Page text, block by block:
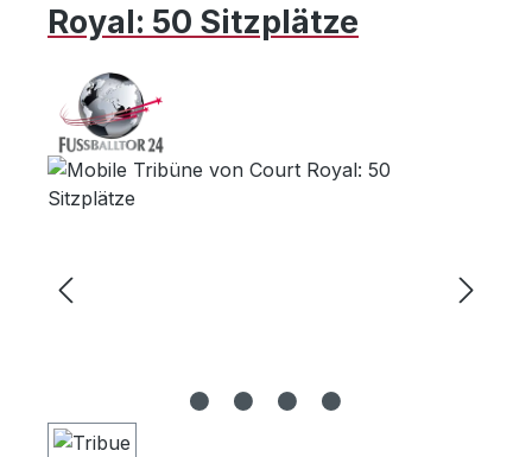
Royal: 50 Sitzplätze
Bildergalerie überspringen